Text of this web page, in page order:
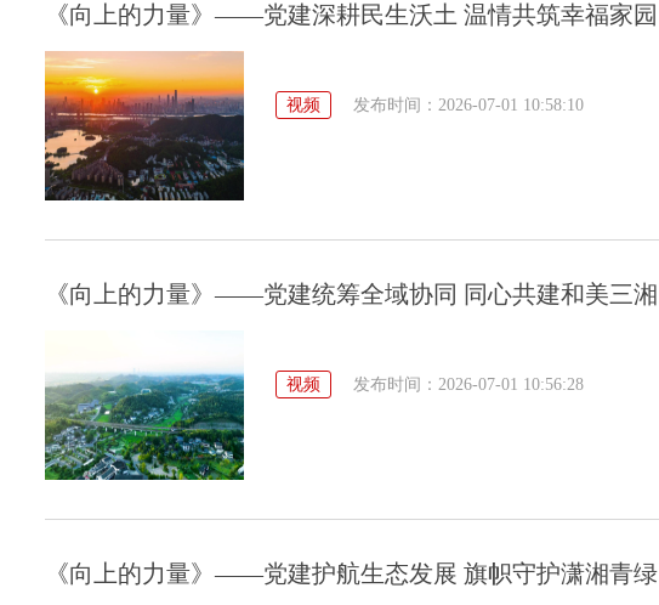
《向上的力量》——党建深耕民生沃土 温情共筑幸福家园
视频 发布时间：2026-07-01 10:58:10
《向上的力量》——党建统筹全域协同 同心共建和美三湘
视频 发布时间：2026-07-01 10:56:28
《向上的力量》——党建护航生态发展 旗帜守护潇湘青绿